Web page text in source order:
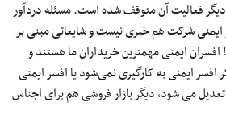
فعالیت آن متوقف شده است. مسئله دردآور
شرکت هم خبری نیست و شایعاتی مبنی بر
ایمنی مهمترین خریداران ما هستند و
ایمنی به کارگیری نمی‌شود یا افسر ایمنی
تعدیل می شود، دیگر بازار فروشی هم برای اجناس